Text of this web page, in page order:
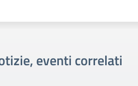
eventi correlati